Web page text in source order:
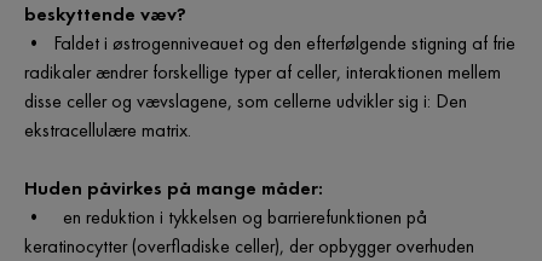
beskyttende væv?
• Faldet i østrogenniveauet og den efterfølgende stigning af frie
radikaler ændrer forskellige typer af celler, interaktionen mellem
disse celler og vævslagene, som cellerne udvikler sig i: Den
ekstracellulære matrix.
Huden påvirkes på mange måder:
• en reduktion i tykkelsen og barrierefunktionen på
keratinocytter (overfladiske celler), der opbygger overhuden